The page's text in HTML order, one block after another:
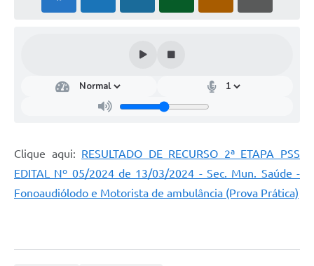
Clique aqui: RESULTADO DE RECURSO 2ª ETAPA PSS
EDITAL Nº 05/2024 de 13/03/2024 - Sec. Mun. Saúde -
Fonoaudiólodo e Motorista de ambulância (Prova Prática)